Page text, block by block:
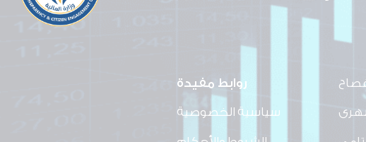
روابط مفيدة
سياسية الخصوصية